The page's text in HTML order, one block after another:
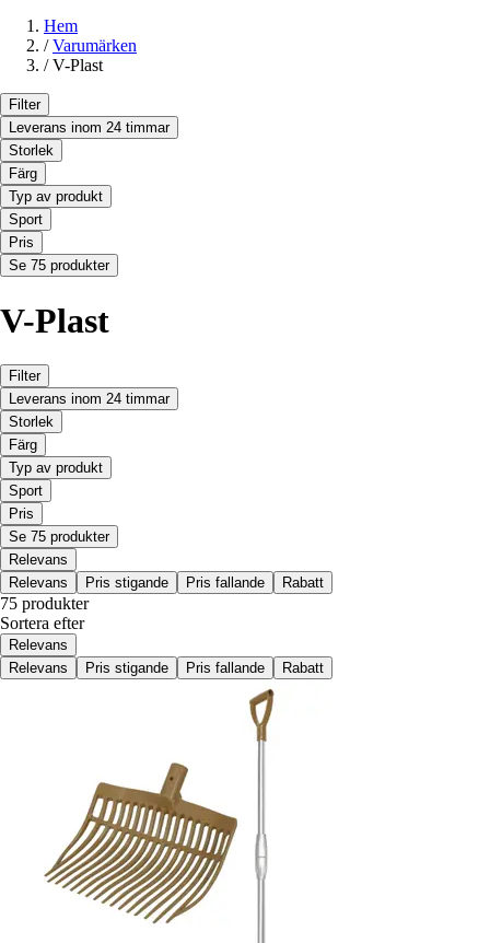
Hem
/ Varumärken
/ V-Plast
Filter
Leverans inom 24 timmar
Storlek
Färg
Typ av produkt
Sport
Pris
Se 75 produkter
V-Plast
Filter
Leverans inom 24 timmar
Storlek
Färg
Typ av produkt
Sport
Pris
Se 75 produkter
Relevans
Relevans
Pris stigande Pris fallande Rabatt
75 produkter
Sortera efter
Relevans
Relevans
Pris stigande Pris fallande Rabatt